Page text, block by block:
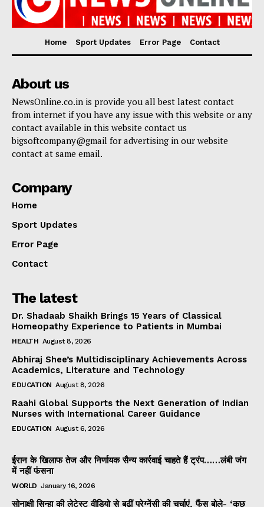
Home Sport Updates Error Page Contact
About us
NewsOnline.co.in is provide you all best latest contact
from internet if you have any issue with this website or any
contact available in this website contact us
bigsoftcompany@gmail for advertising in our website
contact at same email.
Company
Home
Sport Updates
Error Page
Contact
The latest
Dr. Shadaab Shaikh Brings 15 Years of Classical
Homeopathy Experience to Patients in Mumbai
HEALTH August 8, 2026
Abhiraj Shee’s Multidisciplinary Achievements Across
Academics, Literature and Technology
EDUCATION August 8, 2026
Raahi Global Supports the Next Generation of Indian
Nurses with International Career Guidance
EDUCATION August 6, 2026
ईरान के खिलाफ तेज और निर्णायक सैन्य कार्रवाई चाहते हैं ट्रंप……लंबी जंग
में नहीं फंसना
WORLD January 16, 2026
सोनाक्षी सिन्हा की लेटेस्ट वीडियो से बढ़ीं प्रेग्नेंसी की चर्चाएं, फैंस बोले- ‘कुछ